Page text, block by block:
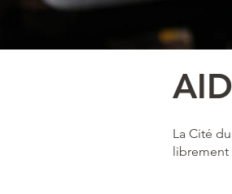
La Cité
librement